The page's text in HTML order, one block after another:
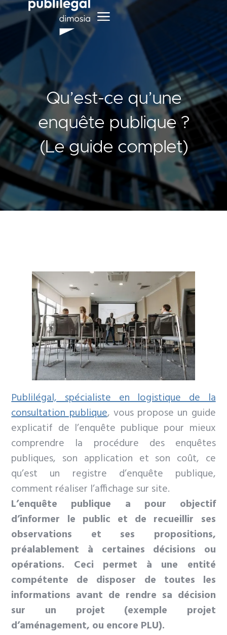
Qu’est-ce qu’une
enquête publique ?
(Le guide complet)
Publilégal, spécialiste en logistique de la
consultation publique, vous propose un guide
explicatif de l’enquête publique pour mieux
comprendre la procédure des enquêtes
publiques, son application et son coût, ce
qu’est un registre d’enquête publique,
comment réaliser l’affichage sur site.
L’enquête publique a pour objectif
d’informer le public et de recueillir ses
observations et ses propositions,
préalablement à certaines décisions ou
opérations. Ceci permet à une entité
compétente de disposer de toutes les
informations avant de rendre sa décision
sur un projet (exemple projet
d’aménagement, ou encore PLU).